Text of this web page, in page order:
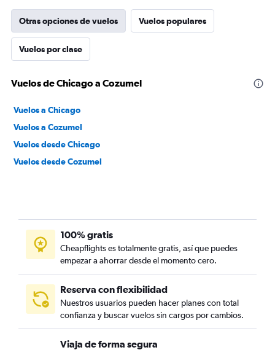
Otras opciones de vuelos Vuelos populares
Vuelos por clase
Vuelos de Chicago a Cozumel
Vuelos a Chicago
Vuelos a Cozumel
Vuelos desde Chicago
Vuelos desde Cozumel
100% gratis
Cheapflights es totalmente gratis, así que puedes
empezar a ahorrar desde el momento cero.
Reserva con flexibilidad
Nuestros usuarios pueden hacer planes con total
confianza y buscar vuelos sin cargos por cambios.
Viaja de forma segura